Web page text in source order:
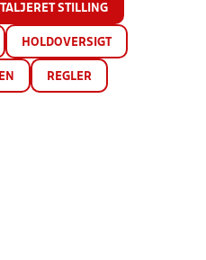
STILLING
HOLDOVERSIGT
REGLER